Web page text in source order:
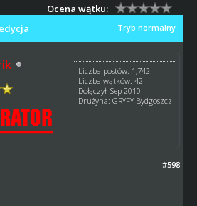
Ocena wątku:
Tryb normalny
Liczba postów: 1,742
Liczba wątków: 42
Dołączył: Sep 2010
Drużyna: GRYFY Bydgoszcz
#598